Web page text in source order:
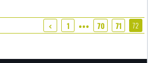
1 ●●● 70 71 72